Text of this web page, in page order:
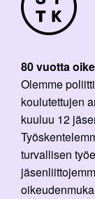
80 vuotta
Olemme
koulutettujen
kuuluu 12
turvallisen